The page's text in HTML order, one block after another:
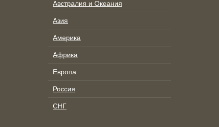
Австралия и Океания
Азия
Америка
Африка
Европа
Россия
СНГ